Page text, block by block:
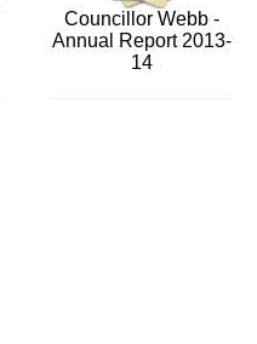
Councillor Webb -
Annual Report 2013-
14